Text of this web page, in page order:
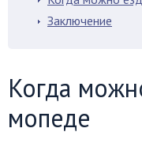
Заключение
Когда
мопеде